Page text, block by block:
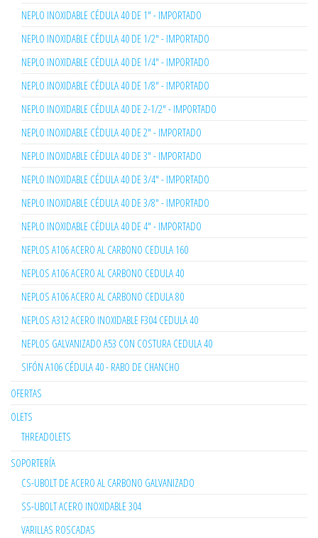
NEPLO INOXIDABLE CÉDULA 40 DE 1" - IMPORTADO
NEPLO INOXIDABLE CÉDULA 40 DE 1/2" - IMPORTADO
NEPLO INOXIDABLE CÉDULA 40 DE 1/4" - IMPORTADO
NEPLO INOXIDABLE CÉDULA 40 DE 1/8" - IMPORTADO
NEPLO INOXIDABLE CÉDULA 40 DE 2-1/2" - IMPORTADO
NEPLO INOXIDABLE CÉDULA 40 DE 2" - IMPORTADO
NEPLO INOXIDABLE CÉDULA 40 DE 3" - IMPORTADO
NEPLO INOXIDABLE CÉDULA 40 DE 3/4" - IMPORTADO
NEPLO INOXIDABLE CÉDULA 40 DE 3/8" - IMPORTADO
NEPLO INOXIDABLE CÉDULA 40 DE 4" - IMPORTADO
NEPLOS A106 ACERO AL CARBONO CEDULA 160
NEPLOS A106 ACERO AL CARBONO CEDULA 40
NEPLOS A106 ACERO AL CARBONO CEDULA 80
NEPLOS A312 ACERO INOXIDABLE F304 CEDULA 40
NEPLOS GALVANIZADO A53 CON COSTURA CEDULA 40
SIFÓN A106 CÉDULA 40 - RABO DE CHANCHO
OFERTAS
OLETS
THREADOLETS
SOPORTERÍA
CS-UBOLT DE ACERO AL CARBONO GALVANIZADO
SS-UBOLT ACERO INOXIDABLE 304
VARILLAS ROSCADAS